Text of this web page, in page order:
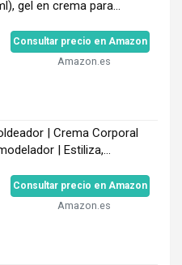
gel en crema para...
Consultar precio en Amazon
Amazon.es
| Crema Corporal
| Estiliza,...
Consultar precio en Amazon
Amazon.es